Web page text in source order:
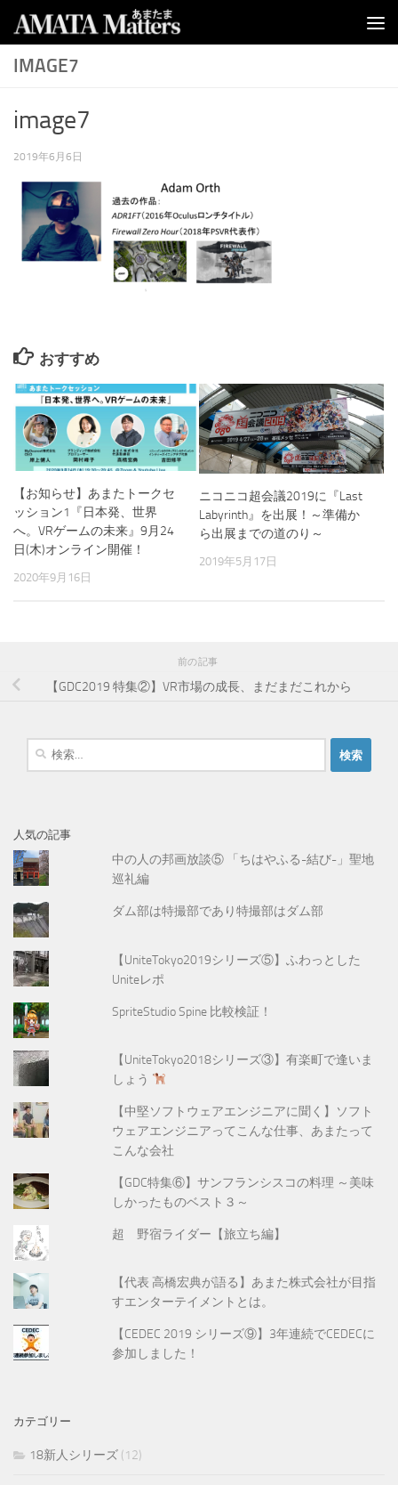
コンテンツへスキップ
IMAGE7
image7
2019年6月6日
おすすめ
【お知らせ】あまたトークセ
ッション1『日本発、世界
へ。VRゲームの未来』9月24
日(木)オンライン開催！
2020年9月16日
ニコニコ超会議2019に『Last
Labyrinth』を出展！～準備か
ら出展までの道のり～
2019年5月17日
前の記事
【GDC2019 特集②】VR市場の成長、まだまだこれから
検
人気の記事
中の人の邦画放談⑤ 「ちはやふる-結び-」聖地
巡礼編
ダム部は特撮部であり特撮部はダム部
【UniteTokyo2019シリーズ⑤】ふわっとした
Uniteレポ
SpriteStudio Spine 比較検証！
【UniteTokyo2018シリーズ③】有楽町で逢いま
しょう
【中堅ソフトウェアエンジニアに聞く】ソフト
ウェアエンジニアってこんな仕事、あまたって
こんな会社
【GDC特集⑥】サンフランシスコの料理 ～美味
しかったものベスト３～
超 野宿ライダー【旅立ち編】
【代表 高橋宏典が語る】あまた株式会社が目指
すエンターテイメントとは。
【CEDEC 2019 シリーズ⑨】3年連続でCEDECに
参加しました！
カテゴリー
18新人シリーズ (12)